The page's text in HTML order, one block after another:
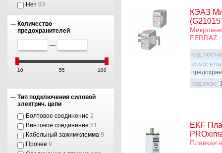
Нет 83
Количество
предохранителей
—
10 55 100
Тип подключения силовой
электрич. цепи
Болтовое соединение 2
Винтовое соединение 51
Кабельный зажим/клемма 9
Прочее 9
КЭАЗ
FERRAZ
КОД
КЛАСС ETIM
КОД РАЭК
EKF
Плавкая